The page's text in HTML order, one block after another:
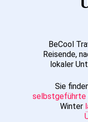
BeCool
Reisende,
lokaler
Sie
selbstgeführte
Winter